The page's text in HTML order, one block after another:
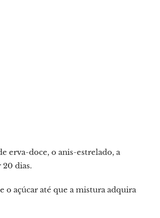
erva-doce, o anis-estrelado, a
20 dias.
o açúcar até que a mistura adquira